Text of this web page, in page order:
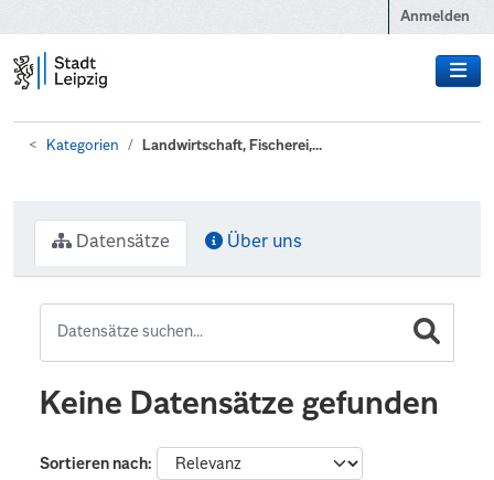
Anmelden
Kategorien Landwirtschaft, Fischerei,...
Datensätze Über uns
Keine Datensätze gefunden
Sortieren nach